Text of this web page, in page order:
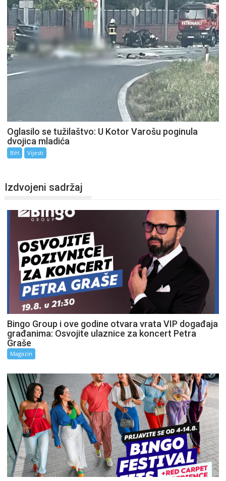
Oglasilo se tužilaštvo: U Kotor Varošu poginula
dvojica mladića
BiH Vijesti
Izdvojeni sadržaj
Bingo Group i ove godine otvara vrata VIP događaja
građanima: Osvojite ulaznice za koncert Petra
Graše
Magazin